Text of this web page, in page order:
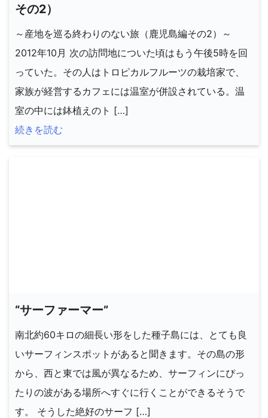
その2）
～産地を巡る終わりのない旅（鹿児島編その2）～
2012年10月 次の訪問地についた頃はもう午後5時を回
っていた。その人はトロピカルフルーツの栽培家で、
家族が経営するカフェには温室が併設されている。温
室の中には鉢植えのト […]
続きを読む
“サーファーマー”
南北約60キロの細長い形をした種子島には、とても良
いサーフィンスポットがあると聞きます。その島の形
から、西と東では風が異なるため、サーフィンにぴっ
たりの波がある場所へすぐに行くことができるそうで
す。 そうした絶好のサーフ […]